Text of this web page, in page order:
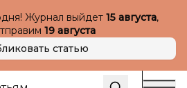
Журнал выйдет 15 августа,
19 августа
статью